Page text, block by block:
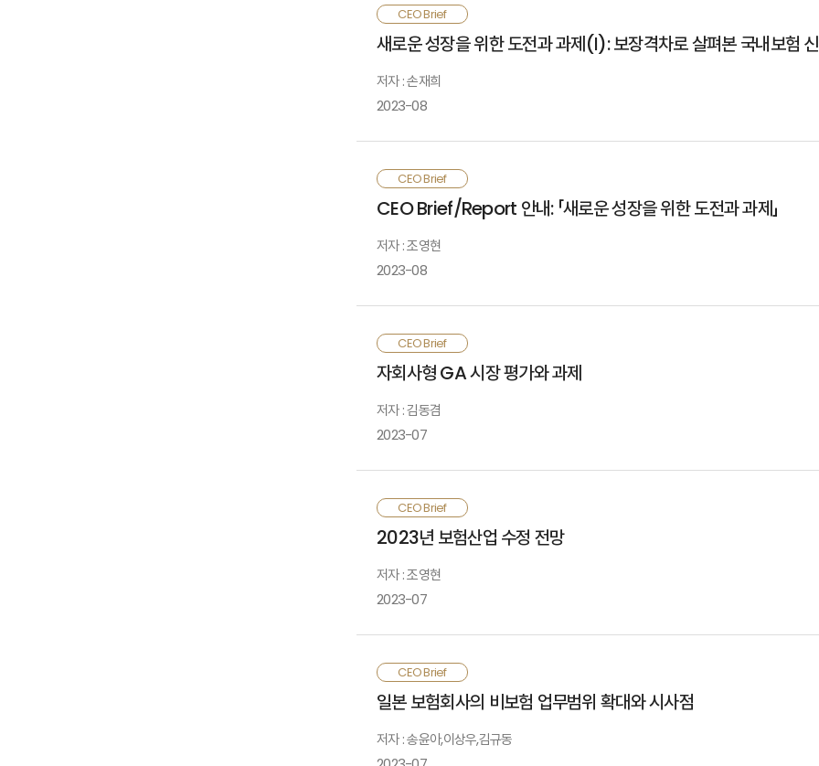
markets, were evaluated from both demand and supply-side
advantage on the demand side and Thailand and Vietnam on the
death and health coverage, along with automobile and liability
and vigorous market competition of the ASEAN-5 have a number
consumers, and regulated financial markets for insurers seeking
베이비부머의 노년기 진입으로 노인인구 비중이 빠르게 증가하고, 노인세대의
유동화, 요양·돌봄서비스, 신탁서비스 등의 수요가 확대됨. 또한, 고령층 중심으
확산됨에 따라 펫 관련 다양한 서비스에 대한 수요도 확대되는 추세임. 보험회사
나가야 함
According to the National Survey of Older Koreans, the older
changing. As baby boomers retire, demands for healthcare,
trend regarding pets as life companions promotes the need for
changing demand of the older generation, insurers should
subsidiaries.
CEO Brief
새로운 성장을 위한 도전과 과제(Ⅰ): 보장격차로 살펴본 국내보험
저자 : 손재희
2023-08
환경변화에 따른 새로운 위험 등장과 기존 위험에 대한 인식변화로 새로운 보장영
공급 측면에서 살펴본 결과, 국내 신시장에서 우선 주목해야 할 위험은 은퇴, 건강,
될 것으로 판단됨. 보험회사는 신시장의 안정적 정착과 성장을 위해 데이터 확보
인식제고와 규제 개선도 함께 추진해야 함
The emergence of new risks and changes in the perception of
increase in protection gaps resulting from environmental
pension, health, liability, and incomerelated risks. Natural
secondary. In order to establish a stable and growing market
government for regulatory enhancements.
CEO Brief
CEO Brief/Report 안내: 「새로운 성장을 위한 도전과 과제」
저자 : 조영현
2023-08
한국 보험산업의 성장성은 경제성장률 하락, 인구구조 변화 등과 맞물리며 저하
전통적인 인보험 공급에만 머물러서는 영속하기 어려우며, 미래 성장성과 수익
보험산업의 새로운 성장 동력을 모색하고자 ‘새로운 성장을 위한 도전과 과제’를
The Korean insurance industry faces a slowdown in growth due to
insurance. It is time to actively take on various challenges to
New Growth” to explore new growth engines for the Korean
CEO Brief
자회사형 GA 시장 평가와 과제
저자 : 김동겸
2023-07
보험회사가 영업조직의 운영효율성 개선과 경쟁력 강화를 위해 자회사 형태로
자회사형 GA 설립에서 금융지주계열 및 중형 보험회사로 설립주체가 다양화되
형태로 변화되는 양상임. 향후 모집시장은 전속채널, 자회사형 GA, 일반 GA 간 경
보험회사는 고유역량과 각 채널의 특성 평가를 기반으로 자사에 적합한 마케팅 전략
large-sized and foreign insurers but also financial holding
distribution market, insurers must develop marketing strategies
characteristics.
CEO Brief
2023년 보험산업 수정 전망
저자 : 조영현
2023-07
2023년 수입보험료는 생명보험의 경우 기저효과로 인해 전년 대비 5.4% 감소
중심으로 전년 대비 4.4% 성장하여 125.4조 원이 될 것으로 전망함. 2020년 이후
불확실성 지속, 영업 경쟁 심화, 회계제도 변화로 이러한 경향이 지속될 가능성이
CEO Brief
일본 보험회사의 비보험 업무범위 확대와 시사점
저자 : 송윤아,이상우,김규동